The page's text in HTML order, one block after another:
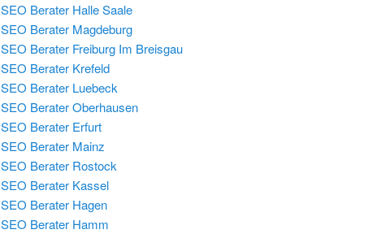
SEO Berater Halle Saale
SEO Berater Magdeburg
SEO Berater Freiburg Im Breisgau
SEO Berater Krefeld
SEO Berater Luebeck
SEO Berater Oberhausen
SEO Berater Erfurt
SEO Berater Mainz
SEO Berater Rostock
SEO Berater Kassel
SEO Berater Hagen
SEO Berater Hamm